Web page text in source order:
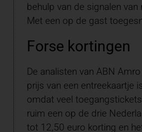
behulp van de signalen
Met een op de gast
Forse kortingen
De analisten van ABN
prijs van een entreekaartje
omdat veel
ruim een op de drie
tot 12,50 euro korting en